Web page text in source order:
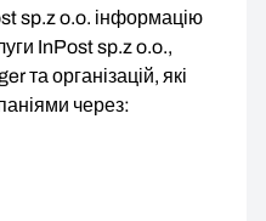
sp.z o.o. інформацію
InPost sp.z o.o.,
та організацій, які
через: